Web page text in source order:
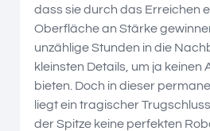
dass sie durch das Erreichen
Oberfläche an Stärke
unzählige Stunden in die
kleinsten Details, um ja keinen
bieten. Doch in dieser
liegt ein tragischer
der Spitze keine perfekten